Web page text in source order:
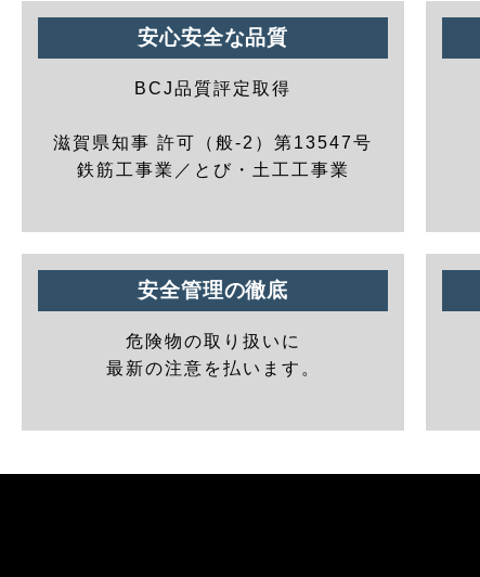
安心安全な品質
BCJ品質評定取得
滋賀県知事 許可（般-2）第13547号
鉄筋工事業／とび・土工工事業
安全管理の徹底
危険物の取り扱いに
最新の注意を払います。